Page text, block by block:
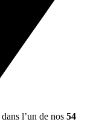
dans l’un de nos 54